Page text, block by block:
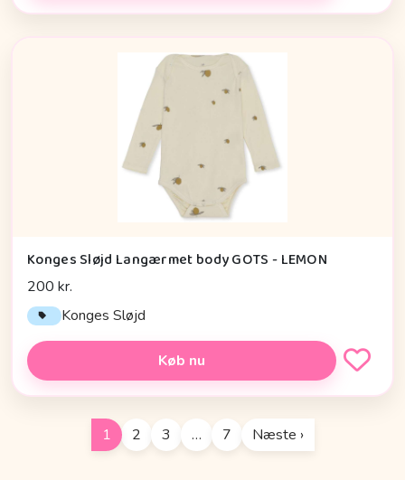
Konges Sløjd Langærmet body GOTS - LEMON
200 kr.
Konges Sløjd
Køb nu
1 2 3 … 7 Næste ›